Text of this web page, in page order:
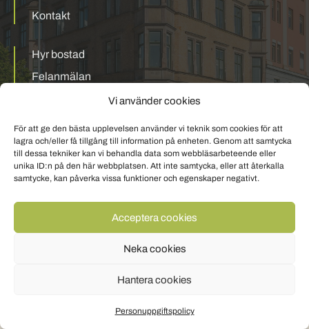
Vi använder cookies
För att ge den bästa upplevelsen använder vi teknik som cookies för att
lagra och/eller få tillgång till information på enheten. Genom att samtycka
till dessa tekniker kan vi behandla data som webbläsarbeteende eller
unika ID:n på den här webbplatsen. Att inte samtycka, eller att återkalla
samtycke, kan påverka vissa funktioner och egenskaper negativt.
Acceptera cookies
Neka cookies
Hantera cookies
Personuppgiftspolicy
Kontakt
Hyr bostad
Felanmälan
Personuppgiftspolicy Om cookies